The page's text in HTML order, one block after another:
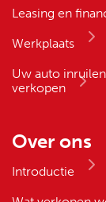
Leasing en
Werkplaats
Uw auto
verkopen
Over ons
Introductie